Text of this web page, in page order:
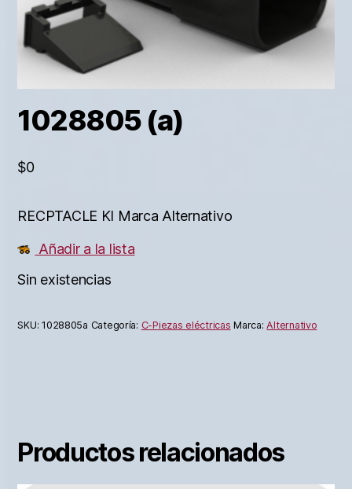
1028805 (a)
$0
RECPTACLE KI Marca Alternativo
Añadir a la lista
Sin existencias
SKU:1028805a Categoría: C-Piezas eléctricas Marca:Alternativo
Productos relacionados